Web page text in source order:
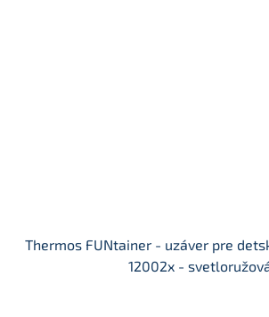
Thermos FUNtainer - uzáver pre
12002x -